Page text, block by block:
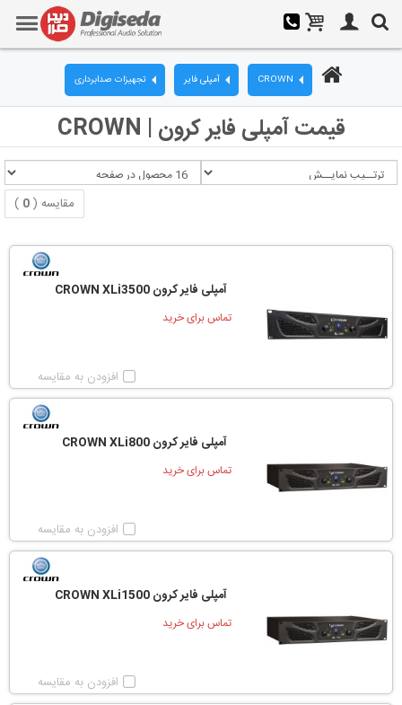
تجهیزات صدابرداری آمپلی فایر CROWN
قیمت آمپلی فایر کرون | CROWN
مقایسه (0
)
آمپلی فایر کرون CROWN XLi3500
تماس برای خرید
افزودن به مقایسه
آمپلی فایر کرون CROWN XLi800
تماس برای خرید
افزودن به مقایسه
آمپلی فایر کرون CROWN XLi1500
تماس برای خرید
افزودن به مقایسه